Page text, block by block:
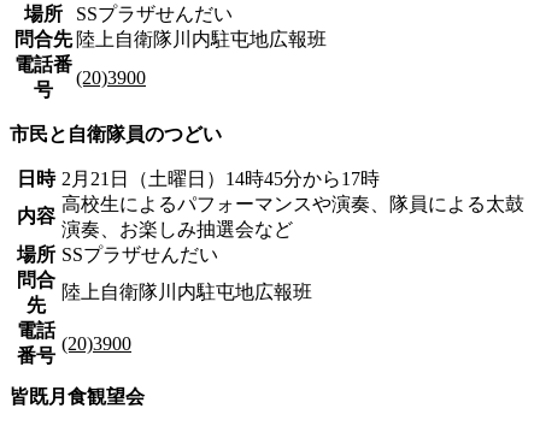
場所
SSプラザせんだい
問合先 陸上自衛隊川内駐屯地広報班
電話番
号
(20)3900
市民と自衛隊員のつどい
日時 2月21日（土曜日）14時45分から17時
内容
高校生によるパフォーマンスや演奏、隊員による太鼓
演奏、お楽しみ抽選会など
場所 SSプラザせんだい
問合
先
陸上自衛隊川内駐屯地広報班
電話
番号
(20)3900
皆既月食観望会